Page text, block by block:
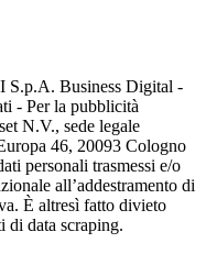
S.p.A. Business Digital -
- Per la pubblicità
N.V., sede legale
46, 20093 Cologno
personali trasmessi e/o
all’addestramento di
È altresì fatto divieto
di data scraping.